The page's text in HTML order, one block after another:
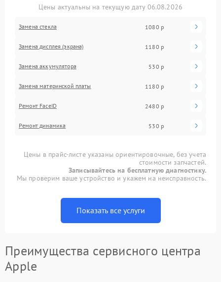
Цены актуальны на текущую дату 06.08.2026
Замена стекла 1080 р
Замена дисплея (экрана) 1180 р
Замена аккумулятора 530 р
Замена материнской платы 1180 р
Ремонт FaceID 2480 р
Ремонт динамика 530 р
Цены в прайс-листе указаны ориентировочные, без учета
стоимости запчастей.
Записывайтесь на бесплатную диагностику.
Мы проверим ваше устройство и укажем на неисправность.
Показать все услуги
Преимущества сервисного центра
Apple